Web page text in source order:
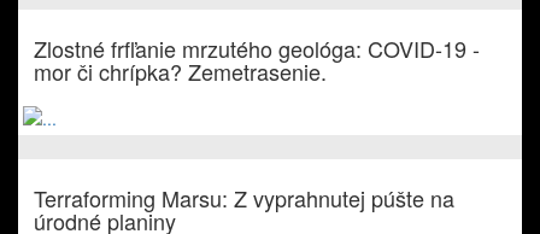
Zlostné frfľanie mrzutého geológa: COVID-19 -
mor či chrípka? Zemetrasenie.
Terraforming Marsu: Z vyprahnutej púšte na
úrodné planiny